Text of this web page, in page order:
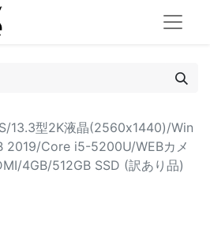
13.3型2K液晶(2560x1440)/Win
2019/Core i5-5200U/WEBカメ
4GB/512GB SSD (訳あり品)